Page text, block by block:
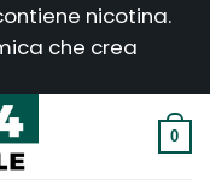
nicotina.
che crea
0